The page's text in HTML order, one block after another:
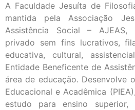
A Faculdade Jesuíta de
mantida pela Associação
Assistência Social –
privado sem fins lucrativos,
educativa, cultural,
Entidade Beneficente de
área de educação. Desenvolve
Educacional e Acadêmica
estudo para ensino superior,